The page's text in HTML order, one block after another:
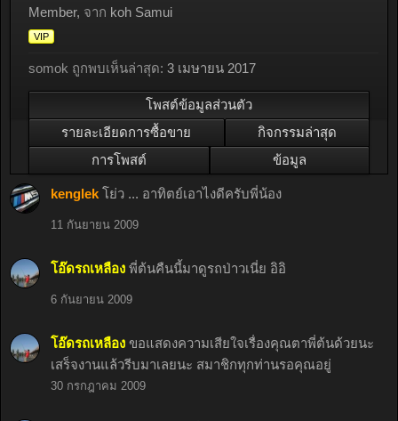
Member, จาก koh Samui
VIP
somok ถูกพบเห็นล่าสุด: 3 เมษายน 2017
โพสต์ข้อมูลส่วนตัว
รายละเอียดการซื้อขาย
กิจกรรมล่าสุด
การโพสต์
ข้อมูล
kenglek โย่ว ... อาทิตย์เอาไงดีครับพี่น้อง
11 กันยายน 2009
โอ๊ดรถเหลือง พี่ต้นคืนนี้มาดูรถป่าวเนี่ย อิอิ
6 กันยายน 2009
โอ๊ดรถเหลือง ขอแสดงความเสียใจเรื่องคุณตาพี่ต้นด้วยนะ
เสร็จงานแล้วรีบมาเลยนะ สมาชิกทุกท่านรอคุณอยู่
30 กรกฎาคม 2009